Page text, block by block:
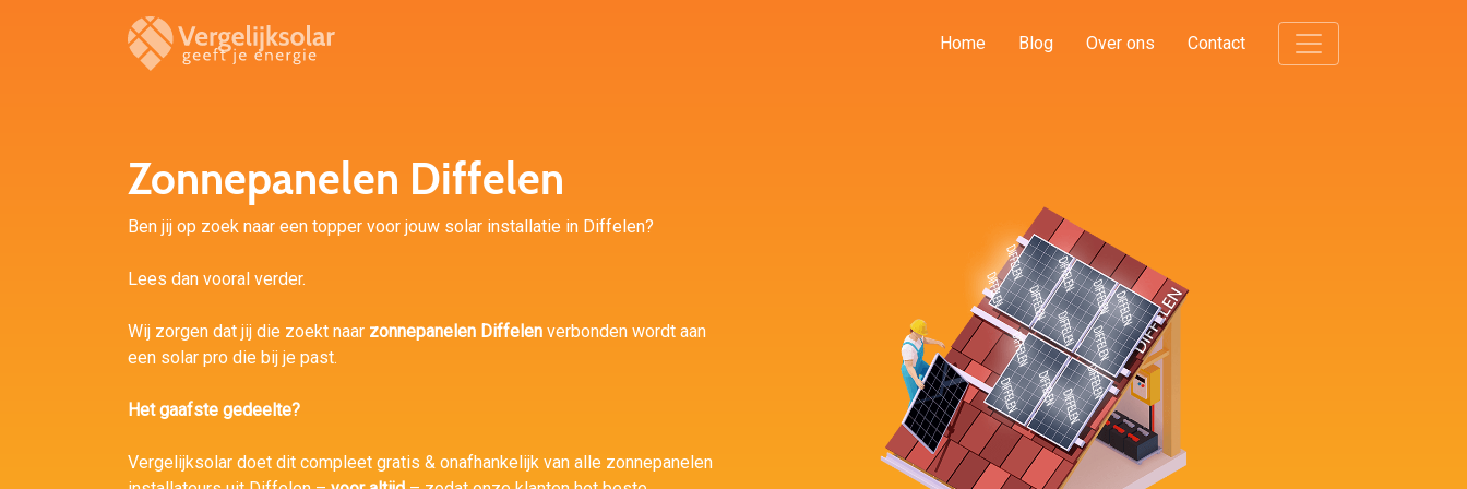
Home Blog Over ons Contact
Zonnepanelen Diffelen
Ben jij op zoek naar een topper voor jouw solar installatie in Diffelen?
Lees dan vooral verder.
Wij zorgen dat jij die zoekt naar zonnepanelen Diffelen verbonden wordt aan
een solar pro die bij je past.
Het gaafste gedeelte?
Vergelijksolar doet dit compleet gratis & onafhankelijk van alle zonnepanelen